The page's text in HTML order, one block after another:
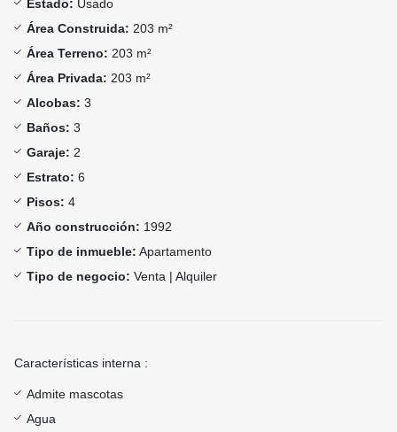
Estado: Usado
Área Construida: 203 m²
Área Terreno: 203 m²
Área Privada: 203 m²
Alcobas: 3
Baños: 3
Garaje: 2
Estrato: 6
Pisos: 4
Año construcción: 1992
Tipo de inmueble: Apartamento
Tipo de negocio: Venta | Alquiler
Características interna :
Admite mascotas
Agua